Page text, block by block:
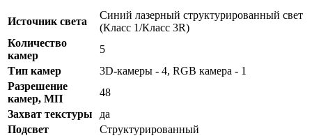
Источник света
Синий лазерный структурированный свет
(Класс 1/Класс 3R)
Количество
камер
5
Тип камер
3D-камеры - 4, RGB камера - 1
Разрешение
камер, МП
48
Захват текстуры
да
Подсвет
Структурированный